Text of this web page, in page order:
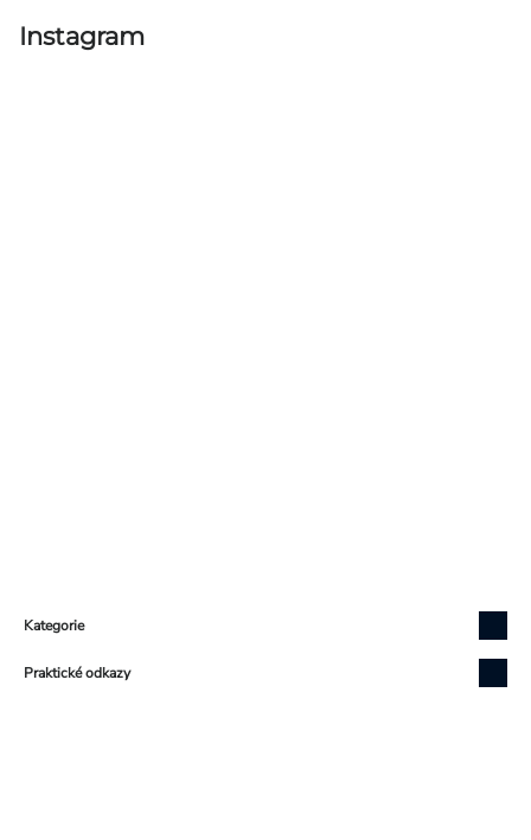
Instagram
Kategorie
Praktické odkazy